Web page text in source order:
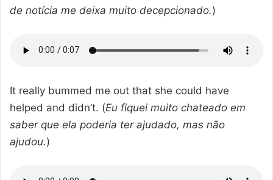
de notícia me deixa muito decepcionado.)
It really bummed me out that she could have
helped and didn’t. (Eu fiquei muito chateado em
saber que ela poderia ter ajudado, mas não
ajudou.)